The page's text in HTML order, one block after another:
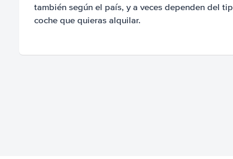
también según el país, y a veces dependen del
coche que quieras alquilar.